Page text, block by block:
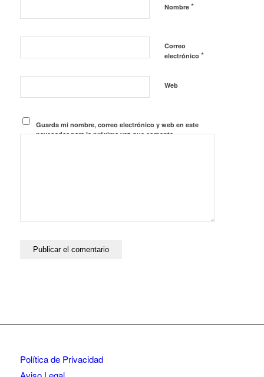
Nombre *
Correo
electrónico *
Web
Guarda mi nombre, correo electrónico y web en este
navegador para la próxima vez que comente.
Política de Privacidad